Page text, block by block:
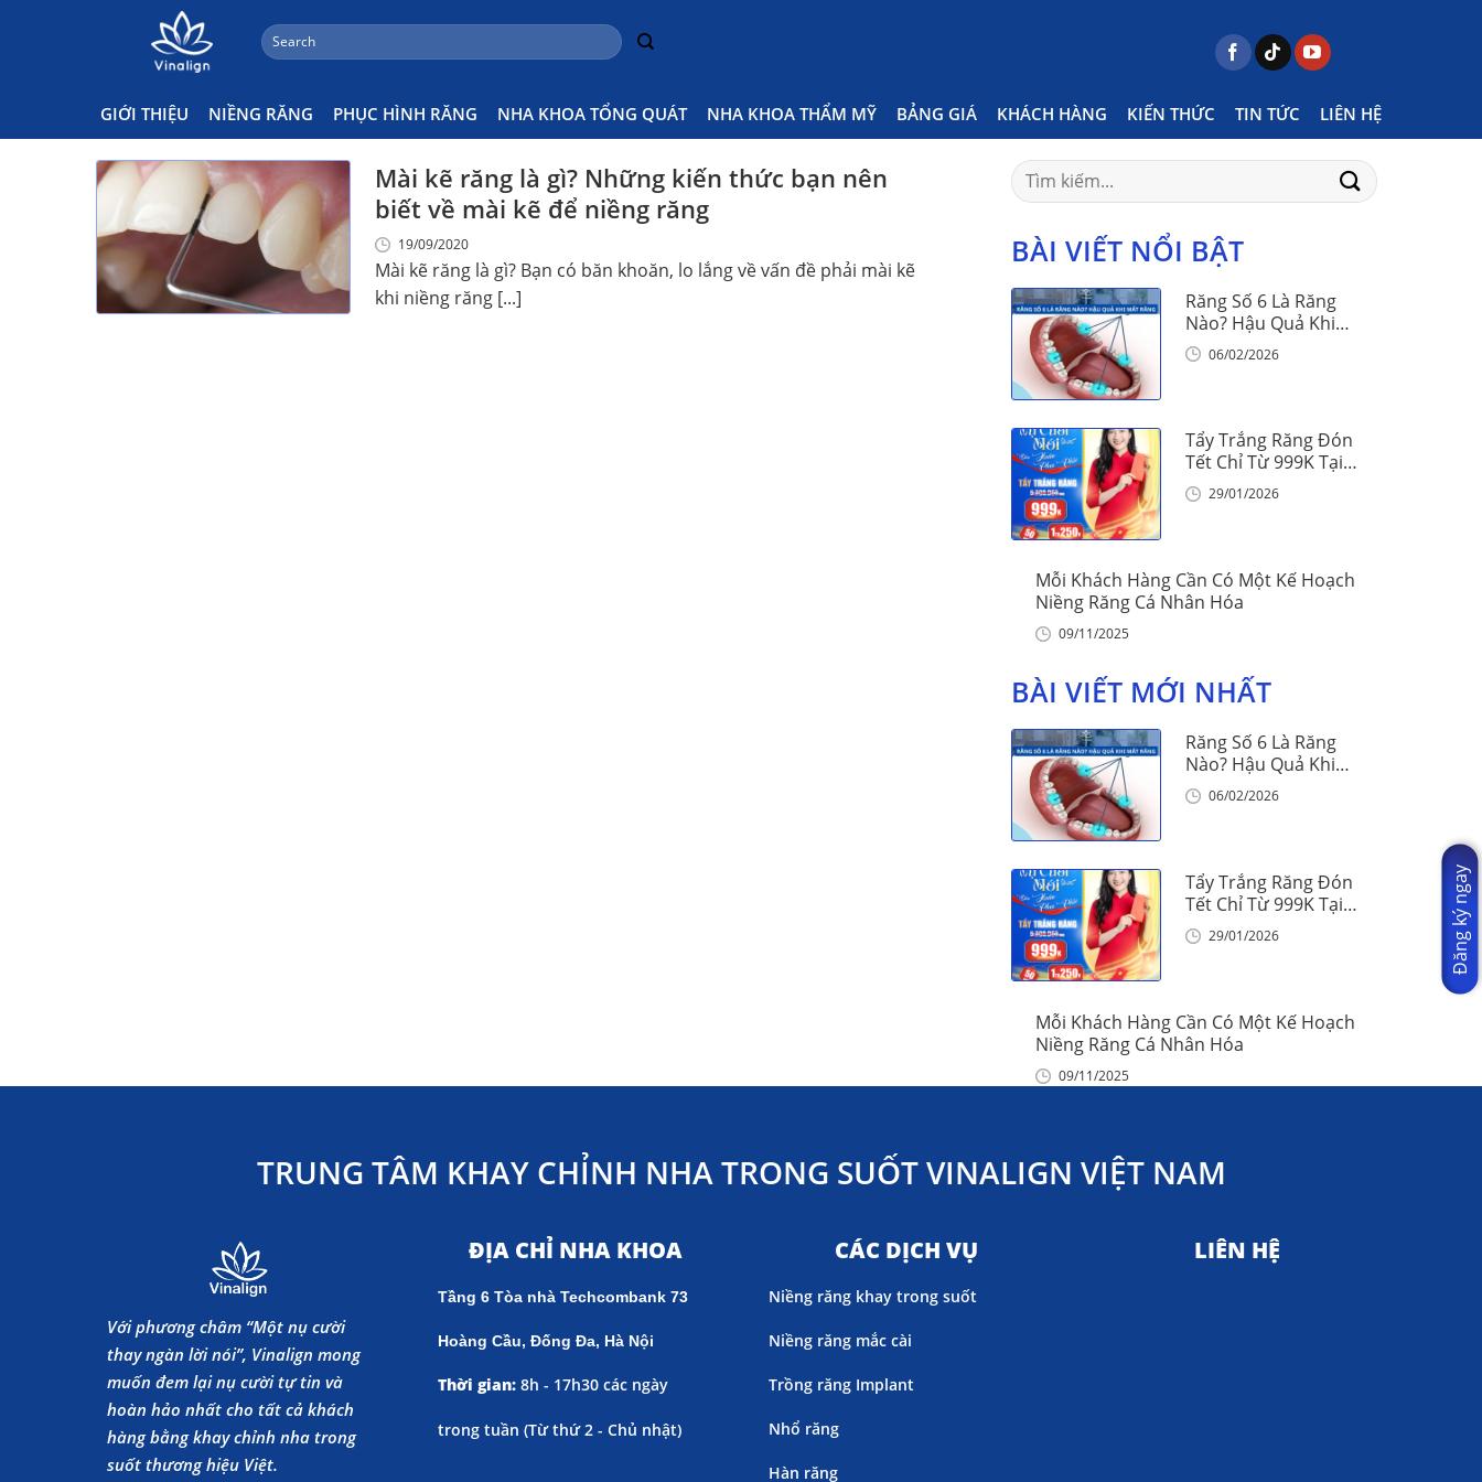
Search
for:
GIỚI THIỆU NIỀNG RĂNG PHỤC HÌNH RĂNG NHA KHOA TỔNG QUÁT NHA KHOA THẨM MỸ BẢNG GIÁ KHÁCH HÀNG KIẾN THỨC TIN TỨC LIÊN HỆ
Mài Kẽ Răng Tại Vinalign Posts tagged "mài kẽ răng tại vinalign"
Mài kẽ răng là gì? Những kiến thức bạn nên
biết về mài kẽ để niềng răng
19/09/2020
Mài kẽ răng là gì? Bạn có băn khoăn, lo lắng về vấn đề phải mài kẽ
khi niềng răng [...]
Search
for:
BÀI VIẾT NỔI BẬT
Răng Số 6 Là Răng
Nào? Hậu Quả Khi
Mất Răng Số 6
06/02/2026
Tẩy Trắng Răng Đón
Tết Chỉ Từ 999K Tại
Nha Khoa Vinalign
29/01/2026
Mỗi Khách Hàng Cần Có Một Kế Hoạch
Niềng Răng Cá Nhân Hóa
09/11/2025
BÀI VIẾT MỚI NHẤT
Răng Số 6 Là Răng
Nào? Hậu Quả Khi
Mất Răng Số 6
06/02/2026
Tẩy Trắng Răng Đón
Tết Chỉ Từ 999K Tại
Nha Khoa Vinalign
29/01/2026
Mỗi Khách Hàng Cần Có Một Kế Hoạch
Niềng Răng Cá Nhân Hóa
09/11/2025
TRUNG TÂM KHAY CHỈNH NHA TRONG SUỐT VINALIGN VIỆT NAM
Với phương châm “Một nụ cười
thay ngàn lời nói”, Vinalign mong
muốn đem lại nụ cười tự tin và
hoàn hảo nhất cho tất cả khách
hàng bằng khay chỉnh nha trong
suốt thương hiệu Việt.
ĐỊA CHỈ NHA KHOA
Tầng 6 Tòa nhà Techcombank 73
Hoàng Cầu, Đống Đa, Hà Nội
Thời gian: 8h - 17h30 các ngày
trong tuần (Từ thứ 2 - Chủ nhật)
CÁC DỊCH VỤ
Niềng răng khay trong suốt
Niềng răng mắc cài
Trồng răng Implant
Nhổ răng
Hàn răng
LIÊN HỆ
Đăng ký ngay